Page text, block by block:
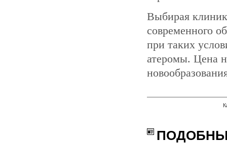
Выбирая
современного
при таких
атеромы. Цена